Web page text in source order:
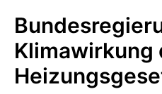
Klimawirkung